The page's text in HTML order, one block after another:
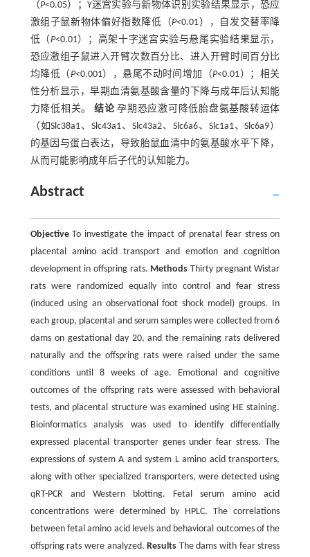
（P<0.05）；Y迷宫实验与新物体识别实验结果显示，恐应
激组子鼠新物体偏好指数降低（P<0.01），自发交替率降
低（P<0.01）；高架十字迷宫实验与悬尾实验结果显示，
恐应激组子鼠进入开臂次数百分比、进入开臂时间百分比
均降低（P<0.001），悬尾不动时间增加（P<0.01）；相关
性分析显示，早期血清氨基酸含量的下降与成年后认知能
力降低相关。 结论孕期恐应激可降低胎盘氨基酸转运体
（如Slc38a1、Slc43a1、Slc43a2、Slc6a6、Slc1a1、Slc6a9）
的基因与蛋白表达，导致胎鼠血清中的氨基酸水平下降，
从而可能影响成年后子代的认知能力。
Abstract
ObjectiveTo investigate the impact of prenatal fear stress on
placental amino acid transport and emotion and cognition
development in offspring rats. Methods Thirty pregnant Wistar
rats were randomized equally into control and fear stress
(induced using an observational foot shock model) groups. In
each group, placental and serum samples were collected from 6
dams on gestational day 20, and the remaining rats delivered
naturally and the offspring rats were raised under the same
conditions until 8 weeks of age. Emotional and cognitive
outcomes of the offspring rats were assessed with behavioral
tests, and placental structure was examined using HE staining.
Bioinformatics analysis was used to identify differentially
expressed placental transporter genes under fear stress. The
expressions of system A and system L amino acid transporters,
along with other specialized transporters, were detected using
qRT-PCR and Western blotting. Fetal serum amino acid
concentrations were determined by HPLC. The correlations
between fetal amino acid levels and behavioral outcomes of the
offspring rats were analyzed.Results The dams with fear stress